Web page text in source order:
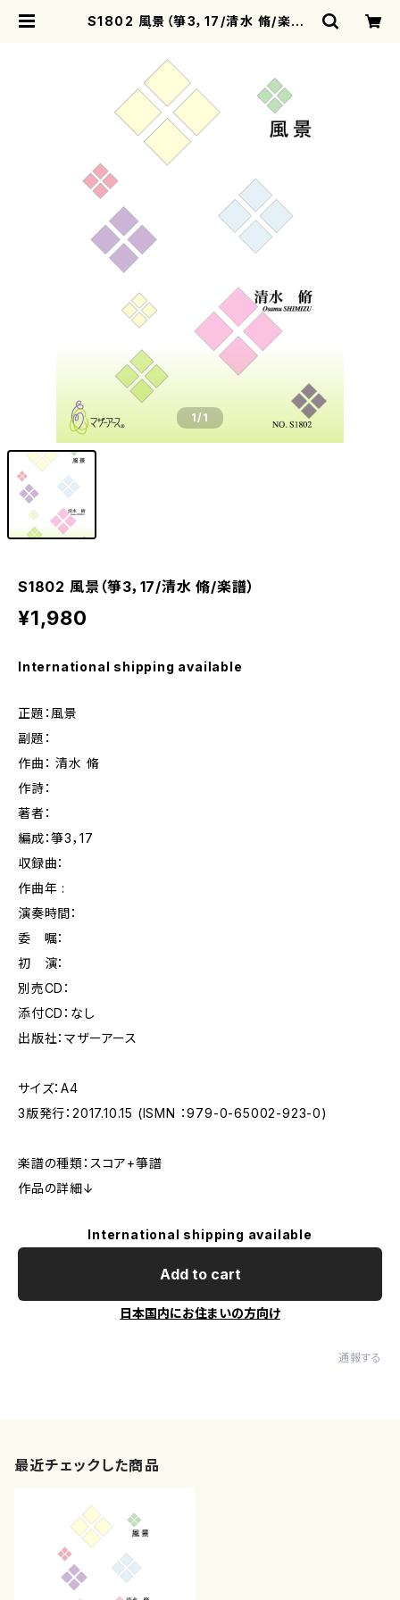
S1802 風景（箏3，17/清水 脩/楽譜）
1/1
S1802 風景（箏3，17/清水 脩/楽譜）
¥1,980
International shipping available
正題：風景
副題：
作曲： 清水 脩
作詩：
著者：
編成：箏3，17
収録曲：
作曲年 :
演奏時間：
委 嘱：
初 演：
別売CD：
添付CD：なし
出版社：マザーアース
サイズ：A4
3版発行：2017.10.15 (ISMN ：979-0-65002-923-0)
楽譜の種類：スコア+箏譜
作品の詳細↓
International shipping available
Add to cart
日本国内にお住まいの方向け
通報する
最近チェックした商品